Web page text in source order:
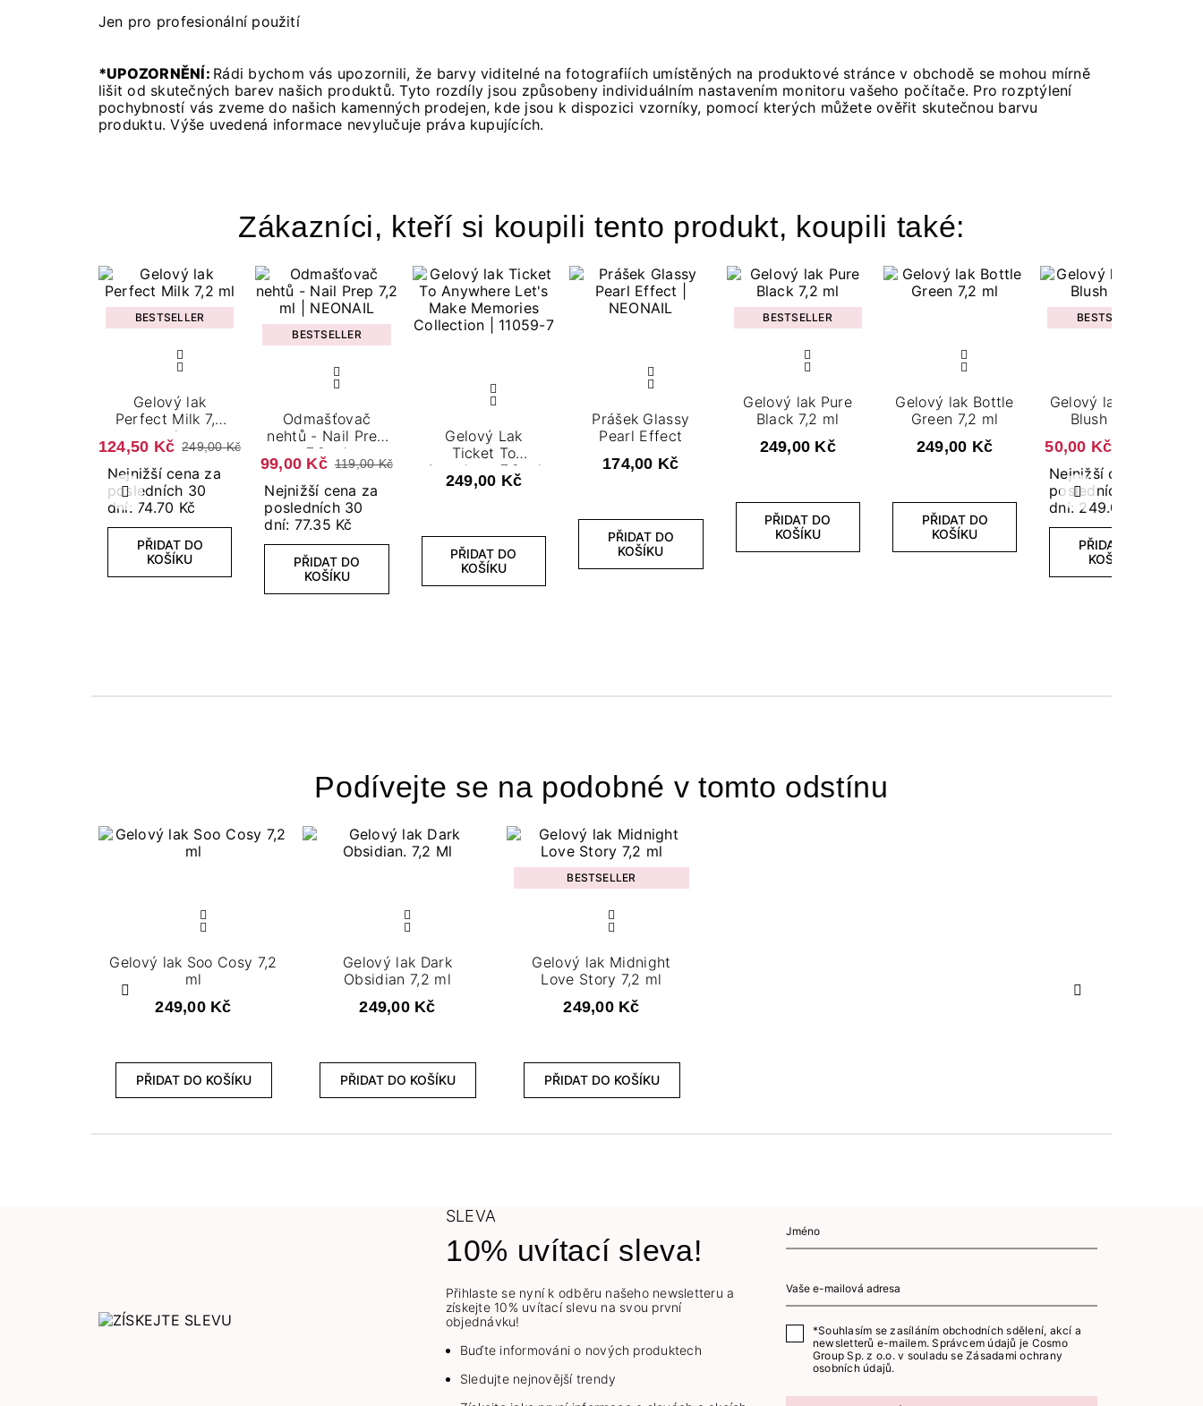
Jen pro profesionální použití
*UPOZORNĚNÍ: Rádi bychom vás upozornili, že barvy viditelné na fotografiích umístěných na produktové stránce v obchodě se mohou mírně
lišit od skutečných barev našich produktů. Tyto rozdíly jsou způsobeny individuálním nastavením monitoru vašeho počítače. Pro rozptýlení
pochybností vás zveme do našich kamenných prodejen, kde jsou k dispozici vzorníky, pomocí kterých můžete ověřit skutečnou barvu
produktu. Výše uvedená informace nevylučuje práva kupujících.
Zákazníci, kteří si koupili tento produkt, koupili také:
Předchozí Další
BESTSELLER
Gelový lak
Perfect Milk 7,2
ml
124,50 Kč 249,00 Kč
Nejnižší cena za
posledních 30
dní: 74.70 Kč
PŘIDAT DO
KOŠÍKU
BESTSELLER
Odmašťovač
nehtů - Nail Prep
7,2 ml
99,00 Kč 119,00 Kč
Nejnižší cena za
posledních 30
dní: 77.35 Kč
PŘIDAT DO
KOŠÍKU
Gelový Lak
Ticket To
Anywhere 7,2 ml
249,00 Kč
PŘIDAT DO
KOŠÍKU
Prášek Glassy
Pearl Effect
174,00 Kč
PŘIDAT DO
KOŠÍKU
BESTSELLER
Gelový lak Pure
Black 7,2 ml
249,00 Kč
PŘIDAT DO
KOŠÍKU
Gelový lak Bottle
Green 7,2 ml
249,00 Kč
PŘIDAT DO
KOŠÍKU
BESTSELLER
Gelový lak Jungle
Blush 7,2 ml
50,00 Kč
Nejnižší cena za
posledních 30
dní: 249.00 Kč
PŘIDAT DO
KOŠÍKU
Podívejte se na podobné v tomto odstínu
Předchozí Další
Gelový lak Soo Cosy 7,2
ml
249,00 Kč
PŘIDAT DO KOŠÍKU
Gelový lak Dark
Obsidian 7,2 ml
249,00 Kč
PŘIDAT DO KOŠÍKU
BESTSELLER
Gelový lak Midnight
Love Story 7,2 ml
249,00 Kč
PŘIDAT DO KOŠÍKU
SLEVA
10% uvítací sleva!
Přihlaste se nyní k odběru našeho newsletteru a
získejte 10% uvítací slevu na svou první
objednávku!
Buďte informováni o nových produktech
Sledujte nejnovější trendy
*Souhlasím se zasíláním obchodních sdělení, akcí a
newsletterů e-mailem. Správcem údajů je Cosmo
Group Sp. z o.o. v souladu seZásadami ochrany
osobních údajů.